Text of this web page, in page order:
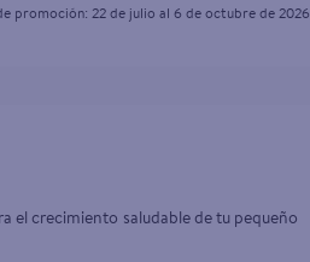
promoción:22de julio al6 deoctubrede2026
el crecimiento saludable de tu pequeño
y nutritiva.